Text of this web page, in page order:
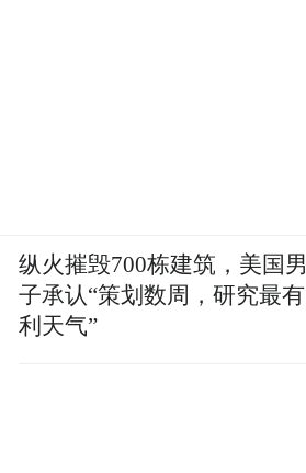
纵火摧毁700栋建筑，美国男
子承认“策划数周，研究最有
利天气”